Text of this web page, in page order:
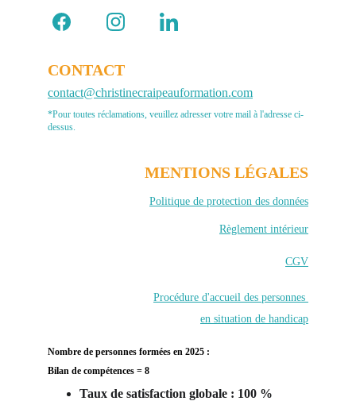
CONTACT
contact@christinecraipeauformation.com
Politique de protection des données
MENTIONS LÉGALES
Règlement intérieur
CGV
Procédure d'accueil des personnes
en situation de handicap
*Pour toutes réclamations, veuillez adresser votre mail à l'adresse ci-
dessus.
Nombre de personnes formées en 2025 :
Bilan de compétences = 8
Taux de satisfaction globale : 100 %